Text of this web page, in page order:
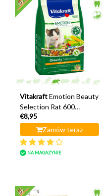
Vitakraft Emotion Beauty
Selection Rat 600
gramów Karma dla
szczurów
€8,95
Zamów teraz
NA MAGAZYNIE